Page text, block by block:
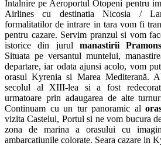
Intalnire pe Aeroportul Otopeni pentru
Airlines cu destinatia Nicosia /
formalitatilor de intrare in tara vom fi
pentru cazare. Servim pranzul si vom
istorice din jurul manastirii
Situata pe versantul muntelui,
departare, iar odata ajunsi acolo, vom
orasul Kyrenia si Marea Mediterană.
secolul al XIII-lea si a fost
urmatoare prin adaugarea de alte
Continuam cu un tur panoramic al
vizita Castelul, Portul si ne vom bucura
zona de marina a orasului cu
ambarcatiunile colorate. Seara cazare in